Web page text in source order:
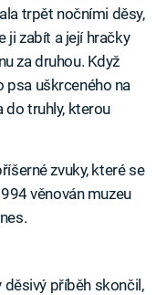
trpět nočními děsy,
ji zabít a její hračky
za druhou. Když
psa uškrceného na
do truhly, kterou
zvuky, které se
věnován muzeu
příběh skončil,